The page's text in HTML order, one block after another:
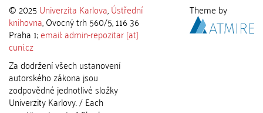
© 2025 Univerzita Karlova,Ústřední
knihovna, Ovocný trh 560/5, 116 36
Praha 1;email: admin-repozitar [at]
cuni.cz
Za dodržení všech ustanovení
autorského zákona jsou
zodpovědné jednotlivé složky
Univerzity Karlovy. / Each
Theme by